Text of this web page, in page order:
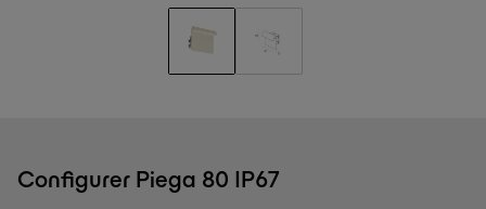
Configurer Piega 80 IP67